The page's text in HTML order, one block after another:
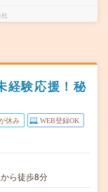
経験応援！秘
休み WEB登録OK
ら徒歩8分